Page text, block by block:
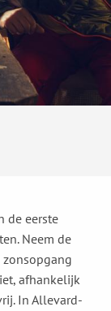
de eerste
Neem de
afhankelijk
In Allevard-